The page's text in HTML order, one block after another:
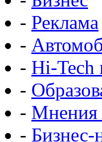
- Реклама
-
- Hi-Tech
-
- Мнения
- Бизнес-